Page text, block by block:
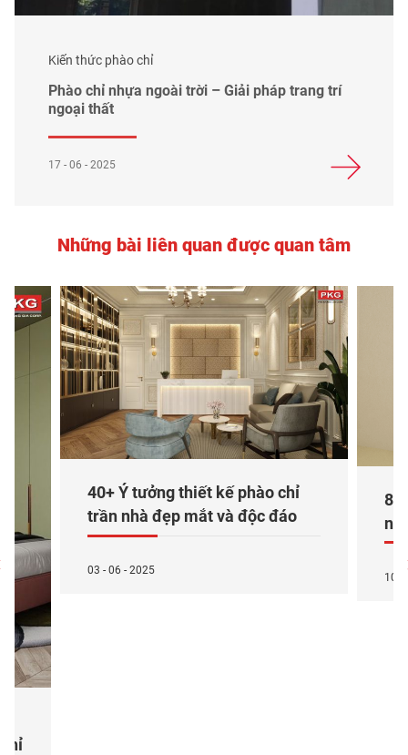
Kiến thức phào chỉ
Phào chỉ nhựa ngoài trời – Giải pháp trang trí
ngoại thất
17 - 06 - 2025
Những bài liên quan được quan tâm
40+ Ý tưởng thiết kế phào chỉ
trần nhà đẹp mắt và độc đáo
03 - 06 - 2025
8+
10 -